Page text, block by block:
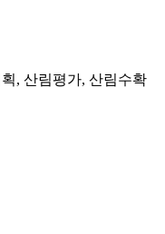
, 산림평가, 산림수확